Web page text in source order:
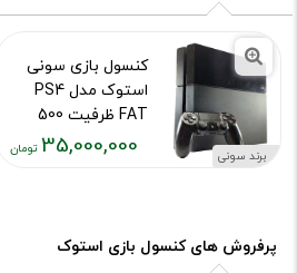
برند سونی
کنسول بازی سونی
استوک مدل PS4
FAT ظرفیت 500
گیگابایت کپی خور
35,000,000
تومان
پرفروش های کنسول بازی استوک